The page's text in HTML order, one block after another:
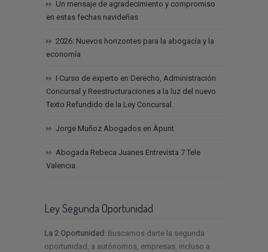
Un mensaje de agradecimiento y compromiso
en estas fechas navideñas
2026: Nuevos horizontes para la abogacía y la
economía
I Curso de experto en Derecho, Administración
Concursal y Reestructuraciones a la luz del nuevo
Texto Refundido de la Ley Concursal.
Jorge Muñoz Abogados en Àpunt
Abogada Rebeca Juanes Entrevista 7 Tele
Valencia
Ley Segunda Oportunidad
La 2 Oportunidad : Buscamos darte la segunda
oportunidad, a autónomos, empresas, incluso a